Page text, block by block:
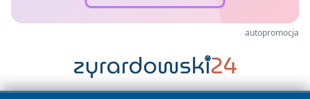
autopromocja